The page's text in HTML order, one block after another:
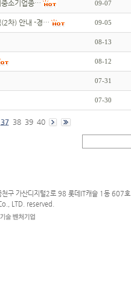
중소기업종… 09-07
(2차) 안내 -경… 09-05
08-13
08-12
07-31
07-30
37 38 39 40
구 가산디지털2로 98 롯데IT캐슬 1동 607호
LTD. reserved.